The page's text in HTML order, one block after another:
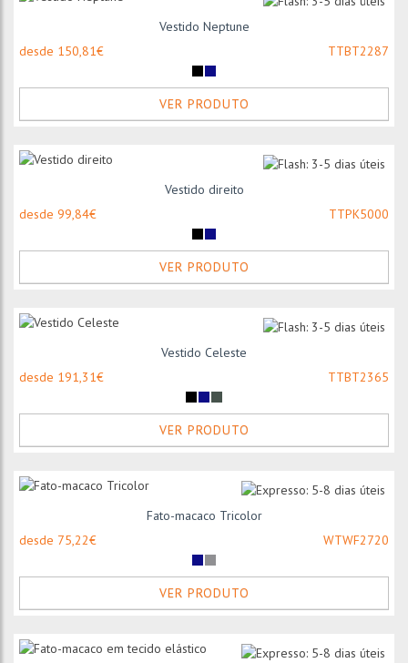
Vestido Neptune
desde 150,81€
TTBT2287
VER PRODUTO
Vestido direito
desde 99,84€
TTPK5000
VER PRODUTO
Vestido Celeste
desde 191,31€
TTBT2365
VER PRODUTO
Fato-macaco Tricolor
desde 75,22€
WTWF2720
VER PRODUTO